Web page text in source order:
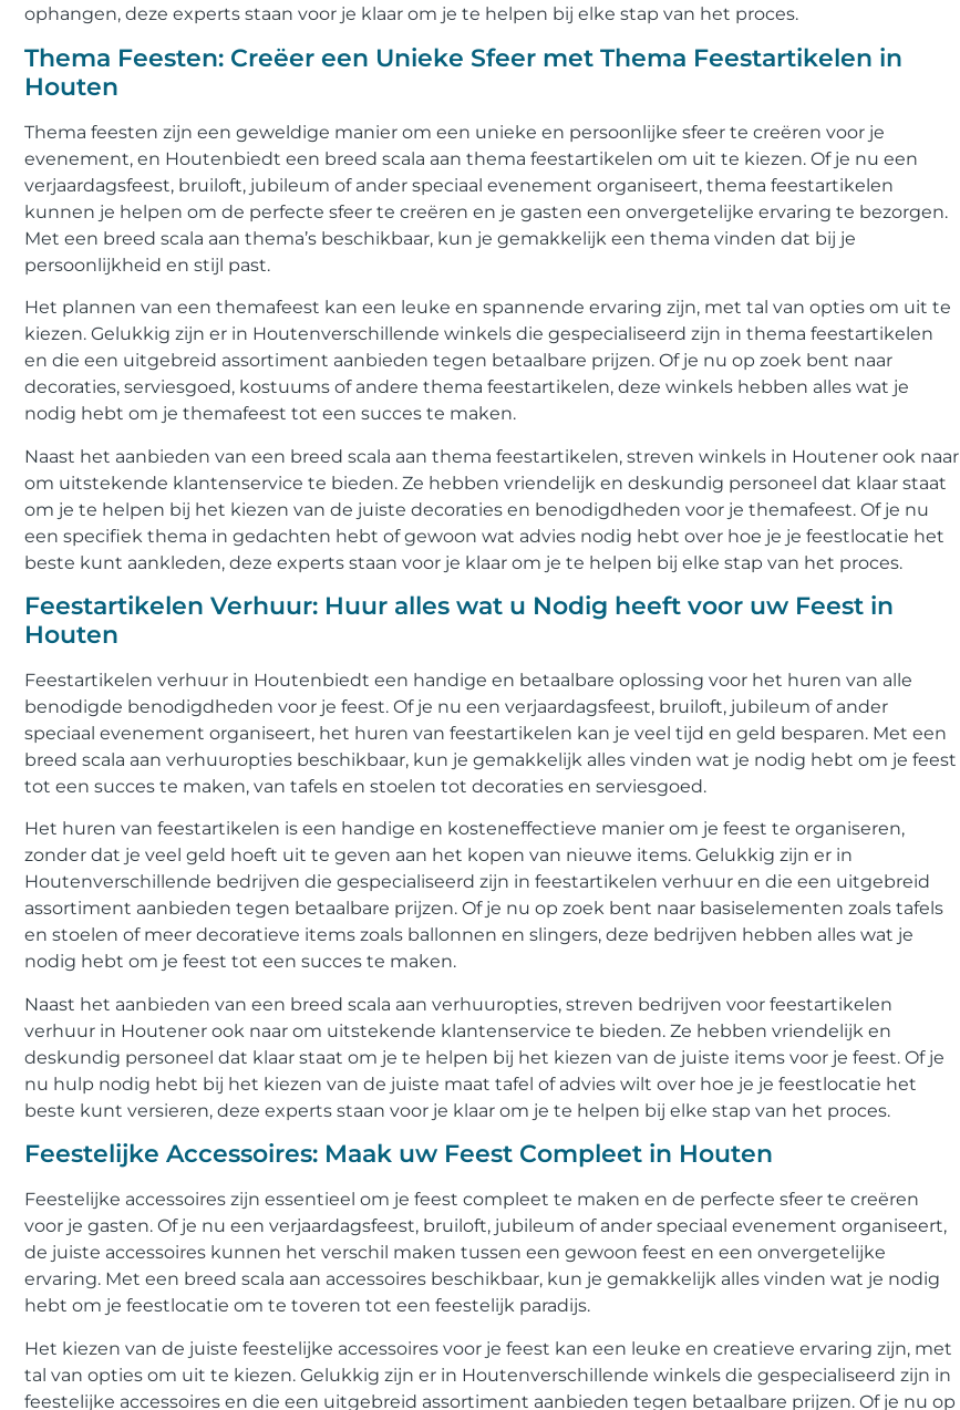
ophangen, deze experts staan voor je klaar om je te helpen bij elke stap van het proces.
Thema Feesten: Creëer een Unieke Sfeer met Thema Feestartikelen in
Houten
Thema feesten zijn een geweldige manier om een unieke en persoonlijke sfeer te creëren voor je
evenement, en Houtenbiedt een breed scala aan thema feestartikelen om uit te kiezen. Of je nu een
verjaardagsfeest, bruiloft, jubileum of ander speciaal evenement organiseert, thema feestartikelen
kunnen je helpen om de perfecte sfeer te creëren en je gasten een onvergetelijke ervaring te bezorgen.
Met een breed scala aan thema’s beschikbaar, kun je gemakkelijk een thema vinden dat bij je
persoonlijkheid en stijl past.
Het plannen van een themafeest kan een leuke en spannende ervaring zijn, met tal van opties om uit te
kiezen. Gelukkig zijn er in Houtenverschillende winkels die gespecialiseerd zijn in thema feestartikelen
en die een uitgebreid assortiment aanbieden tegen betaalbare prijzen. Of je nu op zoek bent naar
decoraties, serviesgoed, kostuums of andere thema feestartikelen, deze winkels hebben alles wat je
nodig hebt om je themafeest tot een succes te maken.
Naast het aanbieden van een breed scala aan thema feestartikelen, streven winkels in Houtener ook naar
om uitstekende klantenservice te bieden. Ze hebben vriendelijk en deskundig personeel dat klaar staat
om je te helpen bij het kiezen van de juiste decoraties en benodigdheden voor je themafeest. Of je nu
een specifiek thema in gedachten hebt of gewoon wat advies nodig hebt over hoe je je feestlocatie het
beste kunt aankleden, deze experts staan voor je klaar om je te helpen bij elke stap van het proces.
Feestartikelen Verhuur: Huur alles wat u Nodig heeft voor uw Feest in
Houten
Feestartikelen verhuur in Houtenbiedt een handige en betaalbare oplossing voor het huren van alle
benodigde benodigdheden voor je feest. Of je nu een verjaardagsfeest, bruiloft, jubileum of ander
speciaal evenement organiseert, het huren van feestartikelen kan je veel tijd en geld besparen. Met een
breed scala aan verhuuropties beschikbaar, kun je gemakkelijk alles vinden wat je nodig hebt om je feest
tot een succes te maken, van tafels en stoelen tot decoraties en serviesgoed.
Het huren van feestartikelen is een handige en kosteneffectieve manier om je feest te organiseren,
zonder dat je veel geld hoeft uit te geven aan het kopen van nieuwe items. Gelukkig zijn er in
Houtenverschillende bedrijven die gespecialiseerd zijn in feestartikelen verhuur en die een uitgebreid
assortiment aanbieden tegen betaalbare prijzen. Of je nu op zoek bent naar basiselementen zoals tafels
en stoelen of meer decoratieve items zoals ballonnen en slingers, deze bedrijven hebben alles wat je
nodig hebt om je feest tot een succes te maken.
Naast het aanbieden van een breed scala aan verhuuropties, streven bedrijven voor feestartikelen
verhuur in Houtener ook naar om uitstekende klantenservice te bieden. Ze hebben vriendelijk en
deskundig personeel dat klaar staat om je te helpen bij het kiezen van de juiste items voor je feest. Of je
nu hulp nodig hebt bij het kiezen van de juiste maat tafel of advies wilt over hoe je je feestlocatie het
beste kunt versieren, deze experts staan voor je klaar om je te helpen bij elke stap van het proces.
Feestelijke Accessoires: Maak uw Feest Compleet in Houten
Feestelijke accessoires zijn essentieel om je feest compleet te maken en de perfecte sfeer te creëren
voor je gasten. Of je nu een verjaardagsfeest, bruiloft, jubileum of ander speciaal evenement organiseert,
de juiste accessoires kunnen het verschil maken tussen een gewoon feest en een onvergetelijke
ervaring. Met een breed scala aan accessoires beschikbaar, kun je gemakkelijk alles vinden wat je nodig
hebt om je feestlocatie om te toveren tot een feestelijk paradijs.
Het kiezen van de juiste feestelijke accessoires voor je feest kan een leuke en creatieve ervaring zijn, met
tal van opties om uit te kiezen. Gelukkig zijn er in Houtenverschillende winkels die gespecialiseerd zijn in
feestelijke accessoires en die een uitgebreid assortiment aanbieden tegen betaalbare prijzen. Of je nu op